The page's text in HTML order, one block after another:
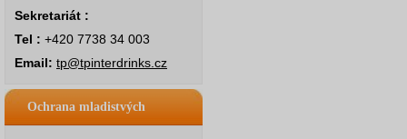
Sekretariát :
Tel : +420 7738 34 003
Email: tp@tpinterdrinks.cz
Ochrana mladistvých